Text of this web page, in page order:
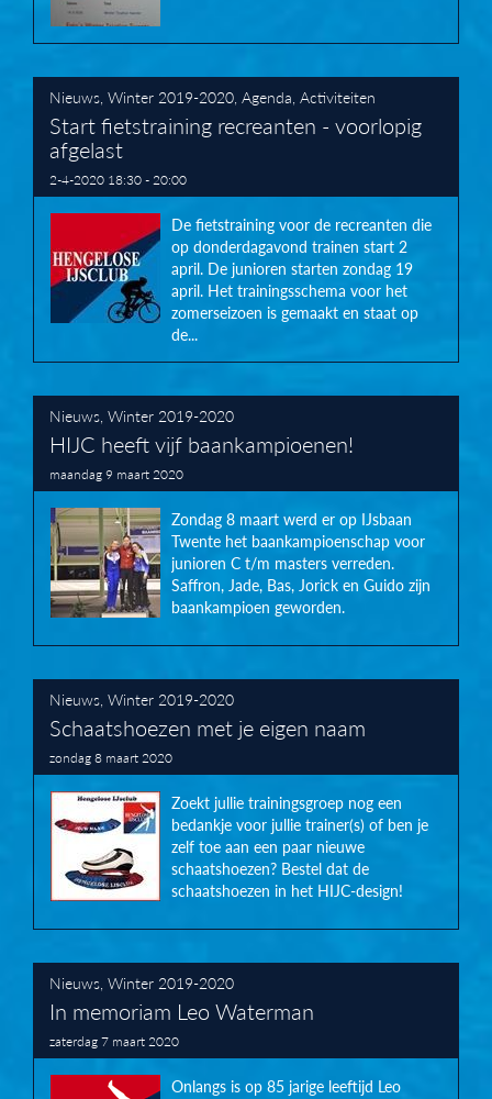
Nieuws Winter 2019-2020 Agenda Activiteiten
Start fietstraining recreanten - voorlopig
afgelast
2-4-2020 18:30 - 20:00
De fietstraining voor de recreanten die
op donderdagavond trainen start 2
april. De junioren starten zondag 19
april. Het trainingsschema voor het
zomerseizoen is gemaakt en staat op
de...
Nieuws Winter 2019-2020
HIJC heeft vijf baankampioenen!
maandag 9 maart 2020
Zondag 8 maart werd er op IJsbaan
Twente het baankampioenschap voor
junioren C t/m masters verreden.
Saffron, Jade, Bas, Jorick en Guido zijn
baankampioen geworden.
Nieuws Winter 2019-2020
Schaatshoezen met je eigen naam
zondag 8 maart 2020
Zoekt jullie trainingsgroep nog een
bedankje voor jullie trainer(s) of ben je
zelf toe aan een paar nieuwe
schaatshoezen? Bestel dat de
schaatshoezen in het HIJC-design!
Nieuws Winter 2019-2020
In memoriam Leo Waterman
zaterdag 7 maart 2020
Onlangs is op 85 jarige leeftijd Leo